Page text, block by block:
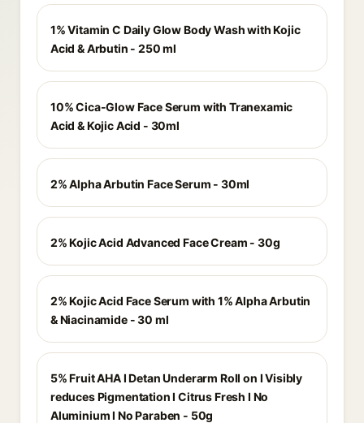
1% Vitamin C Daily Glow Body Wash with Kojic
Acid & Arbutin - 250 ml
10% Cica-Glow Face Serum with Tranexamic
Acid & Kojic Acid - 30ml
2% Alpha Arbutin Face Serum - 30ml
2% Kojic Acid Advanced Face Cream - 30g
2% Kojic Acid Face Serum with 1% Alpha Arbutin
& Niacinamide - 30 ml
5% Fruit AHA I Detan Underarm Roll on I Visibly
reduces Pigmentation I Citrus Fresh I No
Aluminium I No Paraben - 50g